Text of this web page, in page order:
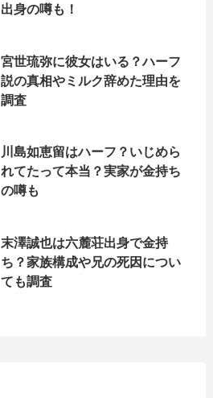
出身の噂も！
宮世琉弥に彼女はいる？ハーフ
説の真相やミルク辞めた理由を
調査
川島如恵留はハーフ？いじめら
れてたって本当？実家が金持ち
の噂も
末澤誠也は六麓荘出身で金持
ち？家族構成や兄の死因につい
ても調査